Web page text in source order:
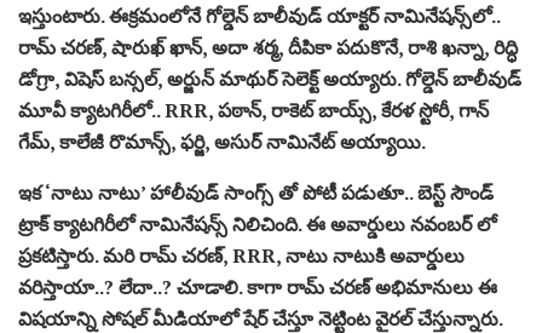
ఇస్తుంటారు. ఈక్రమంలోనే గోల్డెన్ బాలీవుడ్ యాక్టర్ నామినేషన్స్‌లో..
రామ్ చరణ్, షారుఖ్ ఖాన్, అదా శర్మ, దీపికా పదుకొనే, రాశి ఖన్నా, రిద్ధి
డోగ్రా, విషెస్ బన్సల్, అర్జున్ మాథుర్ సెలెక్ట్ అయ్యారు. గోల్డెన్ బాలీవుడ్
మూవీ క్యాటగిరీలో.. RRR, పఠాన్, రాకెట్ బాయ్స్, కేరళ స్టోరీ, గాన్
గేమ్, కాలేజీ రొమాన్స్, ఫర్జి, అసుర్ నామినేట్ అయ్యాయి.
ఇక ‘నాటు నాటు’ హాలీవుడ్ సాంగ్స్ తో పోటీ పడుతూ.. బెస్ట్ సౌండ్
ట్రాక్ క్యాటగిరీలో నామినేషన్స్ నిలిచింది. ఈ అవార్డులు నవంబర్ లో
ప్రకటిస్తారు. మరి రామ్ చరణ్, RRR, నాటు నాటుకి అవార్డులు
వరిస్తాయా..? లేదా..? చూడాలి. కాగా రామ్ చరణ్ అభిమానులు ఈ
విషయాన్ని సోషల్ మీడియాలో షేర్ చేస్తూ నెట్టింట వైరల్ చేస్తున్నారు.